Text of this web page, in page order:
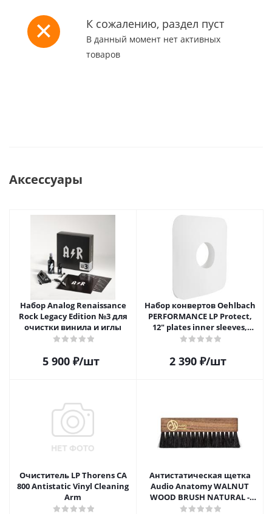
К сожалению, раздел пуст
В данный момент нет активных
товаров
Аксессуары
Набор Analog Renaissance
Rock Legacy Edition №3 для
очистки винила и иглы
5 900₽/шт
Набор конвертов Oehlbach
PERFORMANCE LP Protect,
12" plates inner sleeves,
D1C2611
2 390₽/шт
Очиститель LP Thorens CA
800 Antistatic Vinyl Cleaning
Arm
Антистатическая щетка
Audio Anatomy WALNUT
WOOD BRUSH NATURAL -
DELUXE